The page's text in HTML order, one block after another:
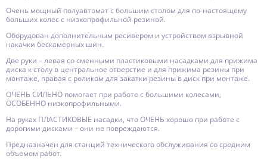
Очень мощный полуавтомат с большим столом для по-настоящему
больших колес с низкопрофильной резиной.
Оборудован дополнительным ресивером и устройством взрывной
накачки бескамерных шин.
Две руки – левая со сменными пластиковыми насадками для прижима
диска к столу в центральное отверстие и для прижима резины при
монтаже, правая с роликом для закатки резины в диск при монтаже.
ОЧЕНЬ СИЛЬНО помогает при работе с большими колесами,
ОСОБЕННО низкопрофильными.
На руках ПЛАСТИКОВЫЕ насадки, что ОЧЕНЬ хорошо при работе с
дорогими дисками – они не повреждаются.
Предназначен для станций технического обслуживания со средним
объемом работ.